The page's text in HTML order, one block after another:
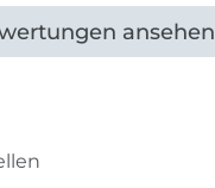
toll aus. Die
zügig u auchansehen